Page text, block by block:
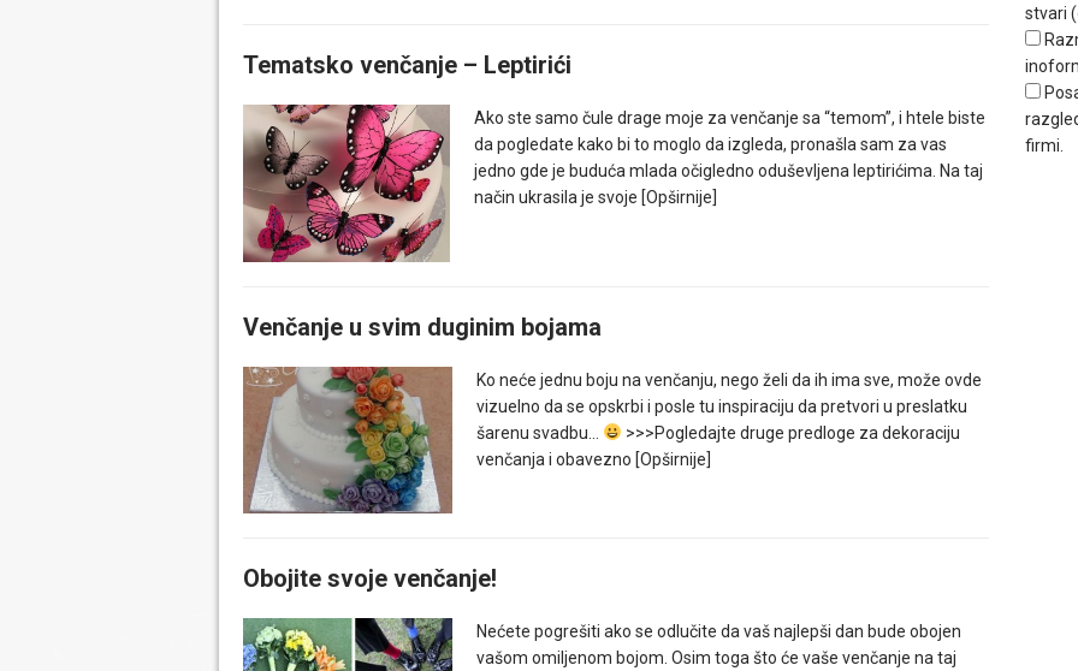
Tematsko venčanje – Leptirići
Ako ste samo čule drage moje za venčanje sa “temom”, i htele biste
da pogledate kako bi to moglo da izgleda, pronašla sam za vas
jedno gde je buduća mlada očigledno oduševljena leptirićima. Na taj
način ukrasila je svoje [Opširnije]
Venčanje u svim duginim bojama
Ko neće jednu boju na venčanju, nego želi da ih ima sve, može ovde
vizuelno da se opskrbi i posle tu inspiraciju da pretvori u preslatku
šarenu svadbu…
>>>Pogledajte druge predloge za dekoraciju
venčanja i obavezno [Opširnije]
Obojite svoje venčanje!
Nećete pogrešiti ako se odlučite da vaš najlepši dan bude obojen
vašom omiljenom bojom. Osim toga što će vaše venčanje na taj
stvari
firmi.